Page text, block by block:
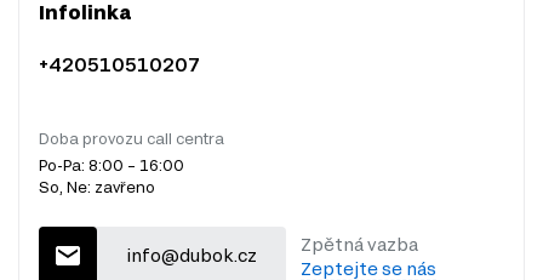
Infolinka
+420510510207
Doba provozu call centra
Po-Pa: 8:00 – 16:00
So, Ne: zavřeno
info@dubok.cz
Zpětná vazba
Zeptejte se nás